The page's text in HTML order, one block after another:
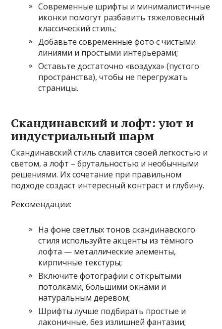
Современные шрифты и минималистичные
иконки помогут разбавить тяжеловесный
классический стиль;
Добавьте современные фото с чистыми
линиями и простыми интерьерами;
Оставьте достаточно «воздуха» (пустого
пространства), чтобы не перегружать
страницы.
Скандинавский и лофт: уют и
индустриальный шарм
Скандинавский стиль славится своей легкостью и
светом, а лофт – брутальностью и необычными
решениями. Их сочетание при правильном
подходе создаст интересный контраст и глубину.
Рекомендации:
На фоне светлых тонов скандинавского
стиля используйте акценты из тёмного
лофта — металлические элементы,
кирпичные текстуры;
Включите фотографии с открытыми
потолками, большими окнами и
натуральным деревом;
Шрифты лучше подбирать простые и
лаконичные, без излишней фантазии;